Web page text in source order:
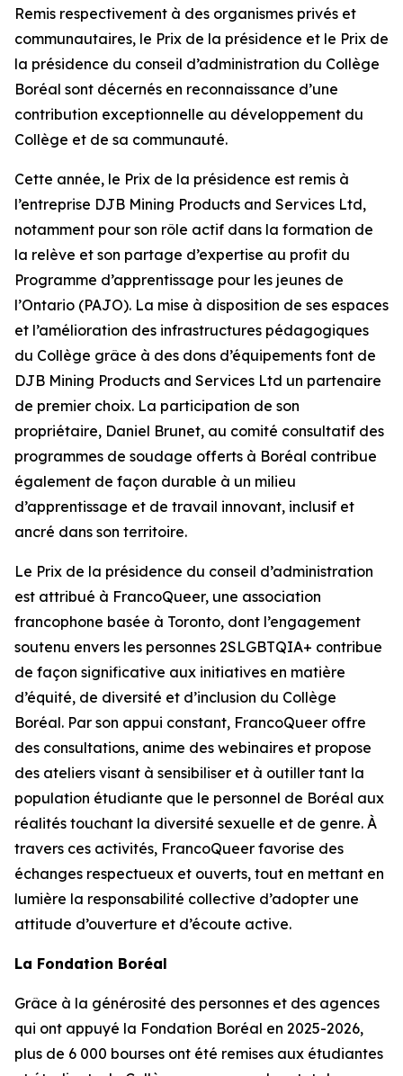
Remis respectivement à des organismes privés et
communautaires, le Prix de la présidence et le Prix de
la présidence du conseil d’administration du Collège
Boréal sont décernés en reconnaissance d’une
contribution exceptionnelle au développement du
Collège et de sa communauté.
Cette année, le Prix de la présidence est remis à
l’entreprise DJB Mining Products and Services Ltd,
notamment pour son rôle actif dans la formation de
la relève et son partage d’expertise au profit du
Programme d’apprentissage pour les jeunes de
l’Ontario (PAJO). La mise à disposition de ses espaces
et l’amélioration des infrastructures pédagogiques
du Collège grâce à des dons d’équipements font de
DJB Mining Products and Services Ltd un partenaire
de premier choix. La participation de son
propriétaire, Daniel Brunet, au comité consultatif des
programmes de soudage offerts à Boréal contribue
également de façon durable à un milieu
d’apprentissage et de travail innovant, inclusif et
ancré dans son territoire.
Le Prix de la présidence du conseil d’administration
est attribué à FrancoQueer, une association
francophone basée à Toronto, dont l’engagement
soutenu envers les personnes 2SLGBTQIA+ contribue
de façon significative aux initiatives en matière
d’équité, de diversité et d’inclusion du Collège
Boréal. Par son appui constant, FrancoQueer offre
des consultations, anime des webinaires et propose
des ateliers visant à sensibiliser et à outiller tant la
population étudiante que le personnel de Boréal aux
réalités touchant la diversité sexuelle et de genre. À
travers ces activités, FrancoQueer favorise des
échanges respectueux et ouverts, tout en mettant en
lumière la responsabilité collective d’adopter une
attitude d’ouverture et d’écoute active.
La Fondation Boréal
Grâce à la générosité des personnes et des agences
qui ont appuyé la Fondation Boréal en 2025-2026,
plus de 6 000 bourses ont été remises aux étudiantes